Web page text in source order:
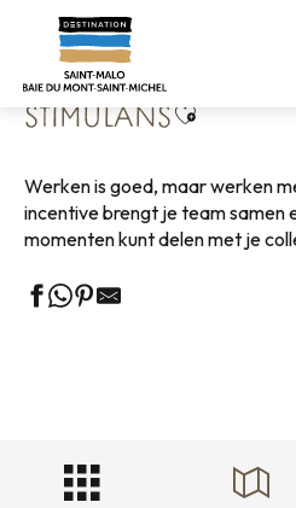
contenu
principal
Home Bedrijf
STIMULANSAjouter
Werken is goed, maar werken
incentive brengt je team samen
momenten kunt delen met je